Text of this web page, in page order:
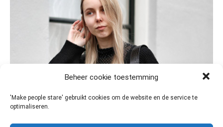
Beheer cookie toestemming
'Make people stare' gebruikt cookies om de website en de service te
optimaliseren.